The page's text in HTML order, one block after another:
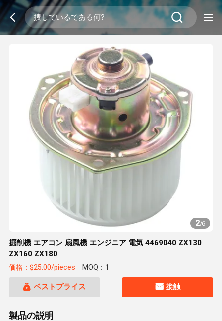
2/6
掘削機 エアコン 扇風機 エンジニア 電気 4469040 ZX130
ZX160 ZX180
価格：$25.00/pieces MOQ：1
ベストプライス 接触
製品の説明